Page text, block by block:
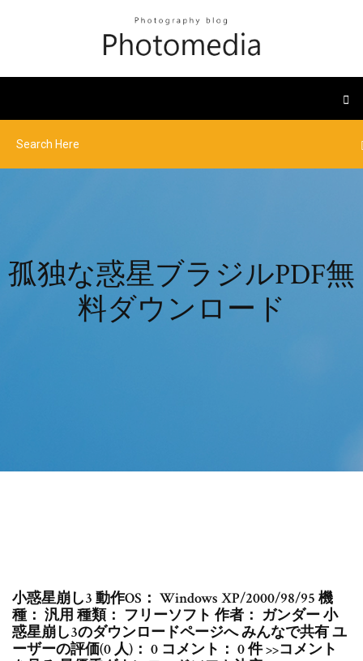
孤独な惑星ブラジルPDF無
料ダウンロード
小惑星崩し3 動作OS： Windows XP/2000/98/95 機
種： 汎用 種類： フリーソフト 作者： ガンダー 小
惑星崩し3のダウンロードページへ みんなで共有 ユ
ーザーの評価(0 人)： 0 コメント： 0 件 >>コメント